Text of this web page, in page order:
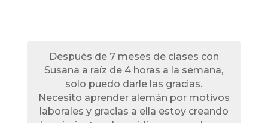
Después de 7 meses de clases con
Susana a raíz de 4 horas a la semana,
solo puedo darle las gracias.
Necesito aprender alemán por motivos
laborales y gracias a ella estoy creando